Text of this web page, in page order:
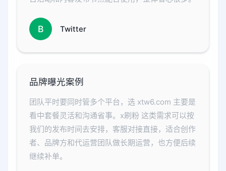
B Twitter
品牌曝光案例
团队平时要同时管多个平台，选 xtw6.com 主要是
看中套餐灵活和沟通省事。x刷粉 这类需求可以按
我们的发布时间去安排，客服对接直接，适合创作
者、品牌方和代运营团队做长期运营，也方便后续
继续补单。